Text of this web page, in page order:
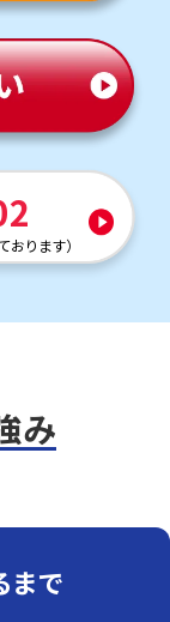
心ですが、応用
ライでは過去の
心してテスト
にあり、自転車
ワークからの
ため、学校の
使って授業を
ですが、応用問
では過去の単
してテスト本
おります）
み
まで